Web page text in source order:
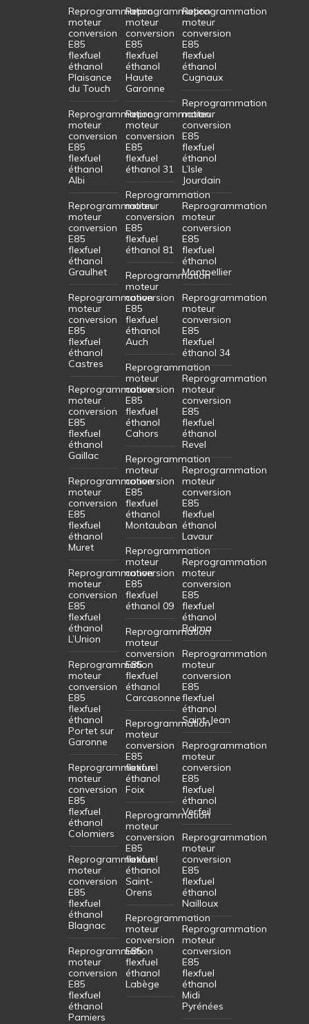
Reprogrammation
moteur
conversion
E85
flexfuel
éthanol
Plaisance
du Touch
Reprogrammation
moteur
conversion
E85
flexfuel
éthanol
Albi
Reprogrammation
moteur
conversion
E85
flexfuel
éthanol
Graulhet
Reprogrammation
moteur
conversion
E85
flexfuel
éthanol
Castres
Reprogrammation
moteur
conversion
E85
flexfuel
éthanol
Gaillac
Reprogrammation
moteur
conversion
E85
flexfuel
éthanol
Muret
Reprogrammation
moteur
conversion
E85
flexfuel
éthanol
L’Union
Reprogrammation
moteur
conversion
E85
flexfuel
éthanol
Portet sur
Garonne
Reprogrammation
moteur
conversion
E85
flexfuel
éthanol
Colomiers
Reprogrammation
moteur
conversion
E85
flexfuel
éthanol
Blagnac
Reprogrammation
moteur
conversion
E85
flexfuel
éthanol
Pamiers
Reprogrammation
moteur
conversion
E85
flexfuel
éthanol
Haute
Garonne
Reprogrammation
moteur
conversion
E85
flexfuel
éthanol 31
Reprogrammation
moteur
conversion
E85
flexfuel
éthanol 81
Reprogrammation
moteur
conversion
E85
flexfuel
éthanol
Auch
Reprogrammation
moteur
conversion
E85
flexfuel
éthanol
Cahors
Reprogrammation
moteur
conversion
E85
flexfuel
éthanol
Montauban
Reprogrammation
moteur
conversion
E85
flexfuel
éthanol 09
Reprogrammation
moteur
conversion
E85
flexfuel
éthanol
Carcasonne
Reprogrammation
moteur
conversion
E85
flexfuel
éthanol
Foix
Reprogrammation
moteur
conversion
E85
flexfuel
éthanol
Saint-
Orens
Reprogrammation
moteur
conversion
E85
flexfuel
éthanol
Labège
Reprogrammation
moteur
conversion
E85
flexfuel
éthanol
Cugnaux
Reprogrammation
moteur
conversion
E85
flexfuel
éthanol
L’Isle
Jourdain
Reprogrammation
moteur
conversion
E85
flexfuel
éthanol
Montpellier
Reprogrammation
moteur
conversion
E85
flexfuel
éthanol 34
Reprogrammation
moteur
conversion
E85
flexfuel
éthanol
Revel
Reprogrammation
moteur
conversion
E85
flexfuel
éthanol
Lavaur
Reprogrammation
moteur
conversion
E85
flexfuel
éthanol
Balma
Reprogrammation
moteur
conversion
E85
flexfuel
éthanol
Saint-Jean
Reprogrammation
moteur
conversion
E85
flexfuel
éthanol
Verfeil
Reprogrammation
moteur
conversion
E85
flexfuel
éthanol
Nailloux
Reprogrammation
moteur
conversion
E85
flexfuel
éthanol
Midi
Pyrénées